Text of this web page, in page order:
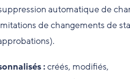
automatique de
de changements de
:créés, modifiés,